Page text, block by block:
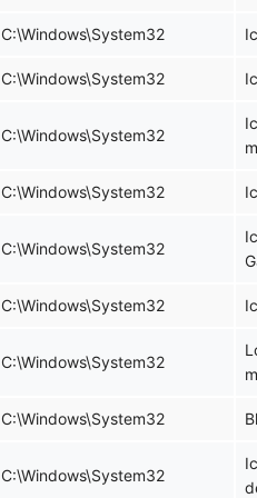
C:\Windows\System32
C:\Windows\System32
C:\Windows\System32
C:\Windows\System32
C:\Windows\System32
C:\Windows\System32
C:\Windows\System32
C:\Windows\System32
C:\Windows\System32